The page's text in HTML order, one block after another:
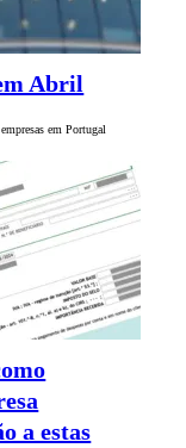
Abril
em Portugal
a estas